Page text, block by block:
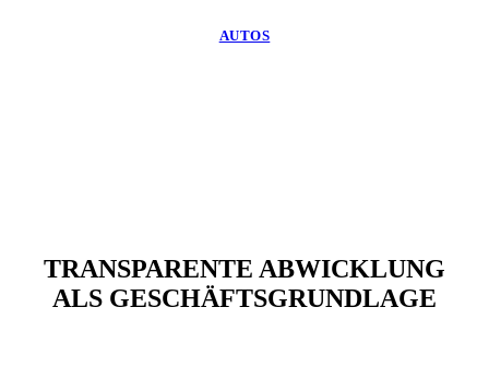
AUTOS
TRANSPARENTE ABWICKLUNG
ALS GESCHÄFTSGRUNDLAGE